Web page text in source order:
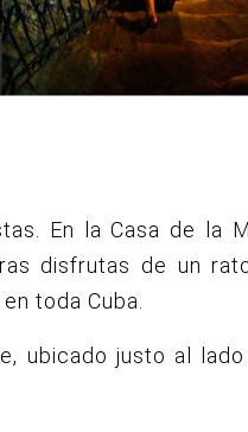
En la Casa de la
disfrutas de un
toda Cuba.
ubicado justo al